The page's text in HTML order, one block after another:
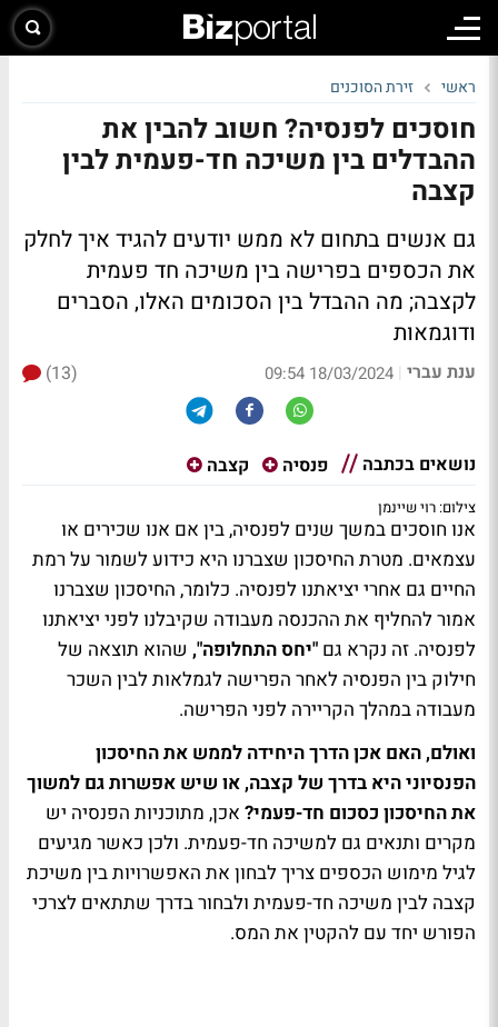
ראשי זירת הסוכנים
חוסכים לפנסיה? חשוב להבין את
ההבדלים בין משיכה חד-פעמית לבין
קצבה
גם אנשים בתחום לא ממש יודעים להגיד איך לחלק
את הכספים בפרישה בין משיכה חד פעמית
לקצבה; מה ההבדל בין הסכומים האלו, הסברים
ודוגמאות
ענת עברי |
18/03/2024 09:54
(13)
נושאים בכתבה פנסיה קצבה
צילום: רוי שיינמן
אנו חוסכים במשך שנים לפנסיה, בין אם אנו שכירים או
עצמאים. מטרת החיסכון שצברנו היא כידוע לשמור על רמת
החיים גם אחרי יציאתנו לפנסיה. כלומר, החיסכון שצברנו
אמור להחליף את ההכנסה מעבודה שקיבלנו לפני יציאתנו
לפנסיה. זה נקרא גם "יחס התחלופה", שהוא תוצאה של
חילוק בין הפנסיה לאחר הפרישה לגמלאות לבין השכר
מעבודה במהלך הקריירה לפני הפרישה.
ואולם, האם אכן הדרך היחידה לממש את החיסכון
הפנסיוני היא בדרך של קצבה, או שיש אפשרות גם למשוך
את החיסכון כסכום חד-פעמי? אכן, מתוכניות הפנסיה יש
מקרים ותנאים גם למשיכה חד-פעמית. ולכן כאשר מגיעים
לגיל מימוש הכספים צריך לבחון את האפשרויות בין משיכת
קצבה לבין משיכה חד-פעמית ולבחור בדרך שתתאים לצרכי
הפורש יחד עם להקטין את המס.